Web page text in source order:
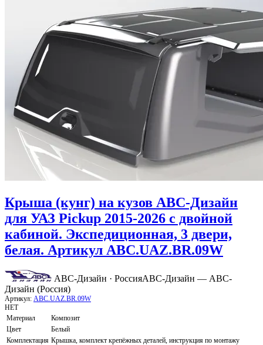
Крыша (кунг) на кузов АВС-Дизайн
для УАЗ Pickup 2015-2026 с двойной
кабиной. Экспедиционная, 3 двери,
белая. Артикул ABC.UAZ.BR.09W
АВС-Дизайн · РоссияАВС-Дизайн — АВС-
Дизайн (Россия)
Артикул: ABC.UAZ.BR.09W
НЕТ
Материал
Композит
Цвет
Белый
Комплектация Крышка, комплект крепёжных деталей, инструкция по монтажу